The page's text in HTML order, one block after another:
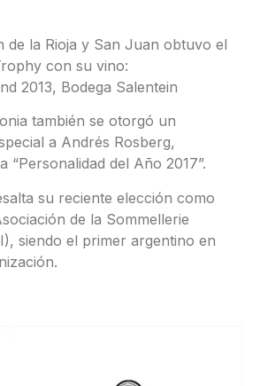
de la Rioja y San Juan obtuvo el
con su vino:
2013, Bodega Salentein
también se otorgó un
a Andrés Rosberg,
“Personalidad del Año 2017”.
su reciente elección como
de la Sommellerie
siendo el primer argentino en